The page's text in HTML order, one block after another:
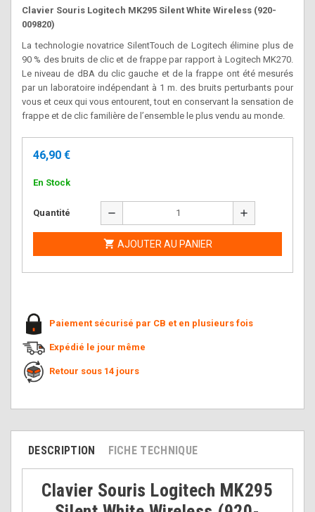
Clavier Souris Logitech MK295 Silent White Wireless (920-
009820)
La technologie novatrice SilentTouch de Logitech élimine plus de
90 % des bruits de clic et de frappe par rapport à Logitech MK270.
Le niveau de dBA du clic gauche et de la frappe ont été mesurés
par un laboratoire indépendant à 1 m. des bruits perturbants pour
vous et ceux qui vous entourent, tout en conservant la sensation de
frappe et de clic familière de l’ensemble le plus vendu au monde.
46,90 €
En Stock
Quantité remove add
 AJOUTER AU PANIER
Paiement sécurisé par CB et en plusieurs fois
Expédié le jour même
Retour sous 14 jours
DESCRIPTION FICHE TECHNIQUE
Clavier Souris Logitech MK295